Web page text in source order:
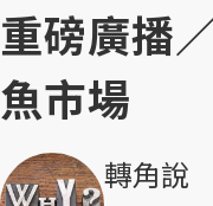
重磅廣播
魚市場
轉角說